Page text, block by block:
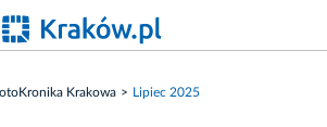
Krakowa Lipiec 2025